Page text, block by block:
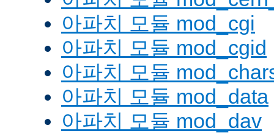
아파치 모듈 mod_cgi
아파치 모듈 mod_cgid
아파치 모듈
아파치 모듈 mod_data
아파치 모듈 mod_dav